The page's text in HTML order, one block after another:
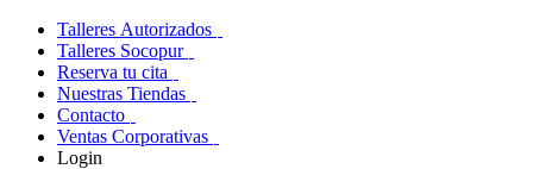
Talleres Autorizados
Talleres Socopur
Reserva tu cita
Nuestras Tiendas
Contacto
Ventas Corporativas
Login